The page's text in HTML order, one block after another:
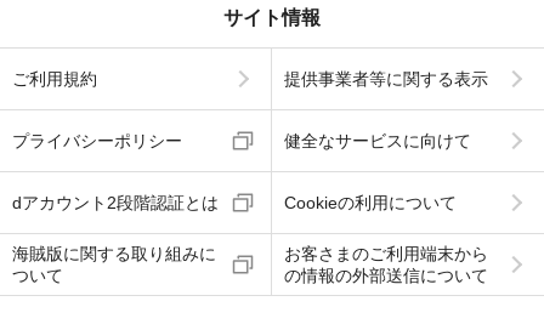
サイト情報
ご利用規約 提供事業者等に関する表示
プライバシーポリシー 健全なサービスに向けて
dアカウント2段階認証とは Cookieの利用について
海賊版に関する取り組みに
ついて
お客さまのご利用端末から
の情報の外部送信について